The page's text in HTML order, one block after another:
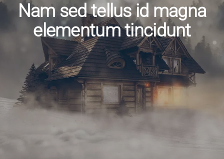
Nam sed tellus id magna
elementum tincidunt